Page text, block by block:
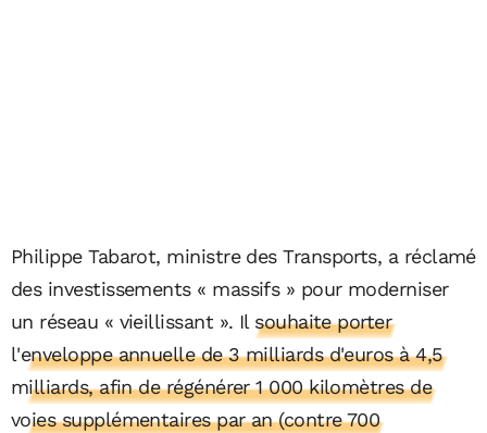
Philippe Tabarot, ministre des Transports, a réclamé
des investissements « massifs » pour moderniser
un réseau « vieillissant ». Il souhaite porter
l'enveloppe annuelle de 3 milliards d'euros à 4,5
milliards, afin de régénérer 1 000 kilomètres de
voies supplémentaires par an (contre 700